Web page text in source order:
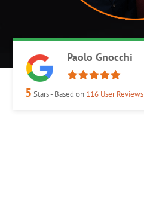
Paolo Gnocchi
5 Stars - Based on 116 User Reviews